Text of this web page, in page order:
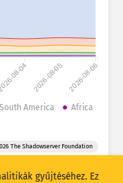
Átfedő
2026-08-04 2026-08-05 2026-08-06
South America
Africa
The Shadowserver Foundation
gyűjtéséhez. Ez